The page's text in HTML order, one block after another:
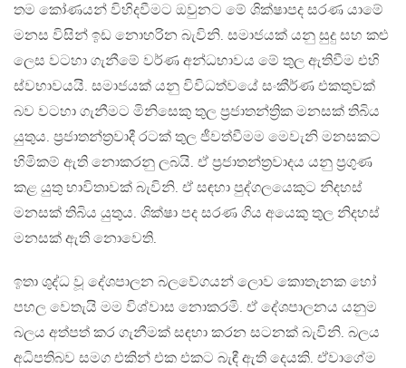
තම කෝණයන් විහිදවීමට ඔවුනට මේ ශික්ෂාපද සරණ යාමේ
මනස විසින් ඉඩ නොහරින බැවිනි. සමාජයක් යනු සුදු සහ කළු
ලෙස වටහා ගැනීමේ වර්ණ අන්ධභාවය මේ තුල ඇතිවීම එහි
ස්වභාවයයි. සමාජයක් යනු විවිධත්වයේ සංකීර්ණ එකතුවක්
බව වටහා ගැනීමට මිනිසෙකු තුල ප්‍රජාතන්ත්‍රික මනසක් තිබිය
යුතුය. ප්‍රජාතන්ත්‍රවාදී රටක් තුල ජීවත්වීමම මෙවැනි මනසකට
හිමිකම් ඇති නොකරනු ලබයි. ඒ ප්‍රජාතන්ත්‍රවාදය යනු ප්‍රගුණ
කළ යුතු භාවිතාවක් බැවිනි. ඒ සඳහා පුද්ගලයෙකුට නිදහස්
මනසක් තිබිය යුතුය. ශික්ෂා පද සරණ ගිය අයෙකු තුල නිදහස්
මනසක් ඇති නොවෙති.
ඉතා ශුද්ධ වූ දේශපාලන බලවේගයන් ලොව කොතැනක හෝ
පහල වෙතැයි මම විශ්වාස නොකරමි. ඒ දේශපාලනය යනුම
බලය අත්පත් කර ගැනීමක් සඳහා කරන සටනක් බැවිනි. බලය
අධිපතිබව සමග එකින් එක එකට බැඳී ඇති දෙයකි. ඒවාගේම